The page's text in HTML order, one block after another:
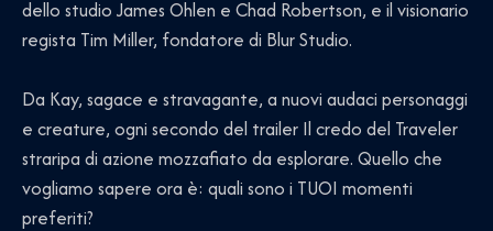
dello studio James Ohlen e Chad Robertson, e il visionario
regista Tim Miller, fondatore di Blur Studio.
Da Kay, sagace e stravagante, a nuovi audaci personaggi
e creature, ogni secondo del trailer Il credo del Traveler
straripa di azione mozzafiato da esplorare. Quello che
vogliamo sapere ora è: quali sono i TUOI momenti
preferiti?